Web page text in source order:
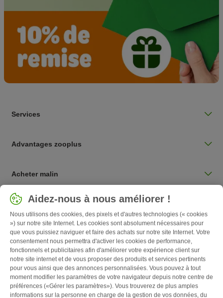
Services
Advantages zooplus
Acheter malin
Sélectionnez votre pays
Belgique / BE
Follow zooplus
Aidez-nous à nous améliorer !
Nous utilisons des cookies, des pixels et d'autres technologies (« cookies
») sur notre site Internet. Les cookies sont absolument nécessaires pour
que vous puissiez naviguer et faire des achats sur notre site Internet. Votre
consentement nous permettra d'activer les cookies de performance,
fonctionnels et publicitaires afin d'améliorer votre expérience client sur
notre site internet et de vous proposer des produits et services pertinents
pour vous ainsi que des annonces personnalisées. Vous pouvez à tout
moment modifier les paramètres de votre navigateur depuis notre centre de
préférences («Gérer les paramètres»). Vous trouverez de plus amples
informations sur la personne en charge de la gestion de vos données, du